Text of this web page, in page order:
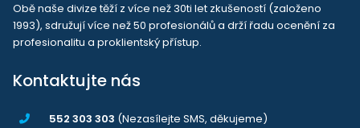
Obě naše divize těží z více než 30ti let zkušeností (založeno
1993), sdružují více než 50 profesionálů a drží řadu ocenění za
profesionalitu a proklientský přístup.
Kontaktujte nás
552 303 303 (Nezasílejte SMS, děkujeme)